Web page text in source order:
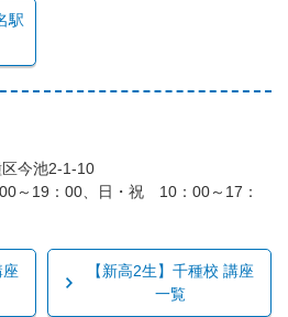
駅
今池2-1-10
～19：00、日・祝 10：00～17：
座
【新高2生】千種校 講座
一覧